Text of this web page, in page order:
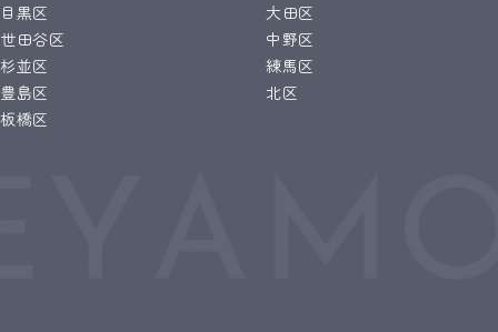
目黒区
大田区
世田谷区
中野区
杉並区
練馬区
豊島区
北区
板橋区